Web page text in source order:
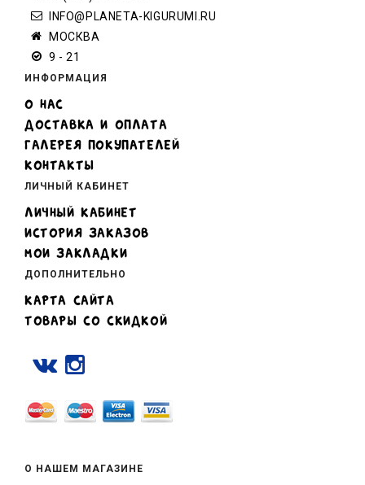
INFO@PLANETA-KIGURUMI.RU
МОСКВА
9 - 21
ИНФОРМАЦИЯ
О НАС
ДОСТАВКА И ОПЛАТА
ГАЛЕРЕЯ ПОКУПАТЕЛЕЙ
КОНТАКТЫ
ЛИЧНЫЙ КАБИНЕТ
ЛИЧНЫЙ КАБИНЕТ
ИСТОРИЯ ЗАКАЗОВ
МОИ ЗАКЛАДКИ
ДОПОЛНИТЕЛЬНО
КАРТА САЙТА
ТОВАРЫ СО СКИДКОЙ
О НАШЕМ МАГАЗИНЕ